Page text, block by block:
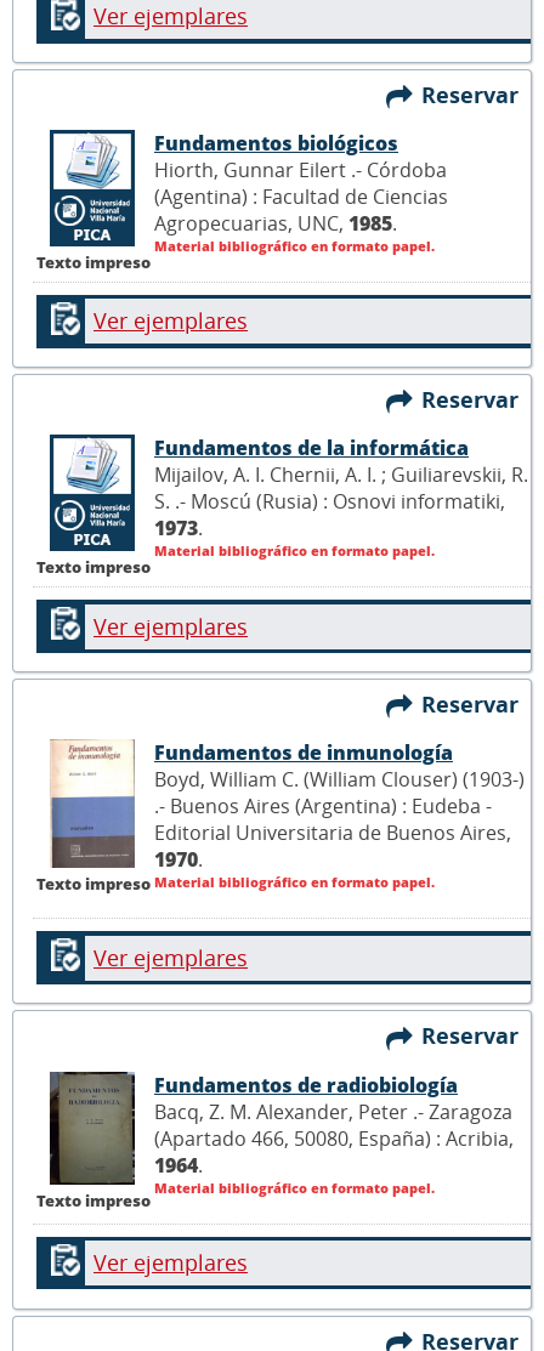
Ver ejemplares
Reservar
Texto impreso
Fundamentos biológicos
Hiorth, Gunnar Eilert .- Córdoba
(Agentina) : Facultad de Ciencias
Agropecuarias, UNC, 1985.
Material bibliográfico en formato papel.
Ver ejemplares
Reservar
Texto impreso
Fundamentos de la informática
Mijailov, A. I. Chernii, A. I. ; Guiliarevskii, R.
S. .- Moscú (Rusia) : Osnovi informatiki,
1973.
Material bibliográfico en formato papel.
Ver ejemplares
Reservar
Texto impreso
Fundamentos de inmunología
Boyd, William C. (William Clouser) (1903-)
.- Buenos Aires (Argentina) : Eudeba -
Editorial Universitaria de Buenos Aires,
1970.
Material bibliográfico en formato papel.
Ver ejemplares
Reservar
Texto impreso
Fundamentos de radiobiología
Bacq, Z. M. Alexander, Peter .- Zaragoza
(Apartado 466, 50080, España) : Acribia,
1964.
Material bibliográfico en formato papel.
Ver ejemplares
Reservar